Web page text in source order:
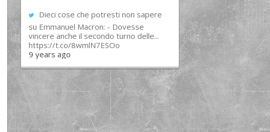
Dieci cose che potresti non sapere
su Emmanuel Macron: - Dovesse
vincere anche il secondo turno delle...
https://t.co/8wmlN7ESOo
9 years ago